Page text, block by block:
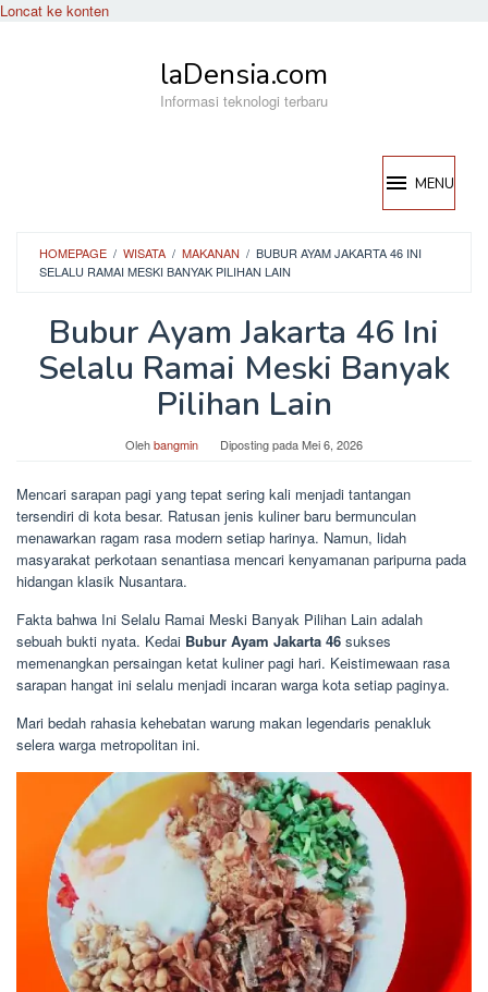
Loncat ke konten
laDensia.com
Informasi teknologi terbaru
MENU
HOMEPAGE / WISATA / MAKANAN / BUBUR AYAM JAKARTA 46 INI
SELALU RAMAI MESKI BANYAK PILIHAN LAIN
Bubur Ayam Jakarta 46 Ini
Selalu Ramai Meski Banyak
Pilihan Lain
Olehbangmin Diposting padaMei 6, 2026
Mencari sarapan pagi yang tepat sering kali menjadi tantangan
tersendiri di kota besar. Ratusan jenis kuliner baru bermunculan
menawarkan ragam rasa modern setiap harinya. Namun, lidah
masyarakat perkotaan senantiasa mencari kenyamanan paripurna pada
hidangan klasik Nusantara.
Fakta bahwa Ini Selalu Ramai Meski Banyak Pilihan Lain adalah
sebuah bukti nyata. Kedai Bubur Ayam Jakarta 46 sukses
memenangkan persaingan ketat kuliner pagi hari. Keistimewaan rasa
sarapan hangat ini selalu menjadi incaran warga kota setiap paginya.
Mari bedah rahasia kehebatan warung makan legendaris penakluk
selera warga metropolitan ini.